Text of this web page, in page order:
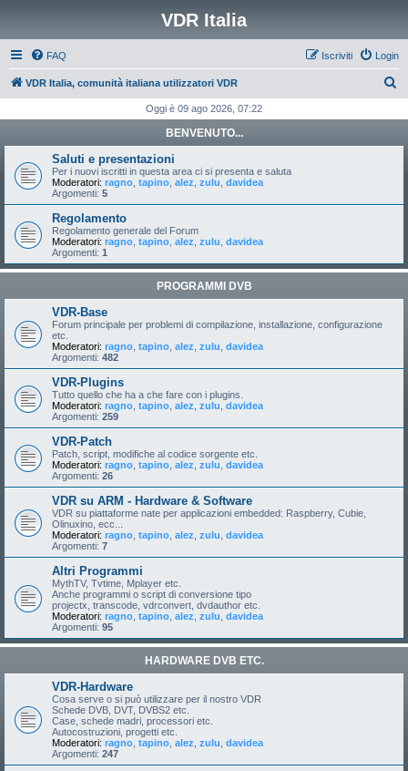
VDR Italia
FAQ Login
Iscriviti
VDR Italia, comunità italiana utilizzatori VDR
c
Oggi è 09 ago 2026, 07:22
BENVENUTO...
Saluti e presentazioni
Per i nuovi iscritti in questa area ci si presenta e saluta
Moderatori: ragno tapino alez zulu davidea
Argomenti: 5
Regolamento
Regolamento generale del Forum
Moderatori: ragno tapino alez zulu davidea
Argomenti: 1
PROGRAMMI DVB
VDR-Base
Forum principale per problemi di compilazione, installazione, configurazione
etc.
Moderatori: ragno tapino alez zulu davidea
Argomenti: 482
VDR-Plugins
Tutto quello che ha a che fare con i plugins.
Moderatori: ragno tapino alez zulu davidea
Argomenti: 259
VDR-Patch
Patch, script, modifiche al codice sorgente etc.
Moderatori: ragno tapino alez zulu davidea
Argomenti: 26
VDR su ARM - Hardware & Software
VDR su piattaforme nate per applicazioni embedded: Raspberry, Cubie,
Olinuxino, ecc...
Moderatori: ragno tapino alez zulu davidea
Argomenti: 7
Altri Programmi
MythTV, Tvtime, Mplayer etc.
Anche programmi o script di conversione tipo
projectx, transcode, vdrconvert, dvdauthor etc.
Moderatori: ragno tapino alez zulu davidea
Argomenti: 95
HARDWARE DVB ETC.
VDR-Hardware
Cosa serve o si può utilizzare per il nostro VDR
Schede DVB, DVT, DVBS2 etc.
Case, schede madri, processori etc.
Autocostruzioni, progetti etc.
Moderatori: ragno tapino alez zulu davidea
Argomenti: 247